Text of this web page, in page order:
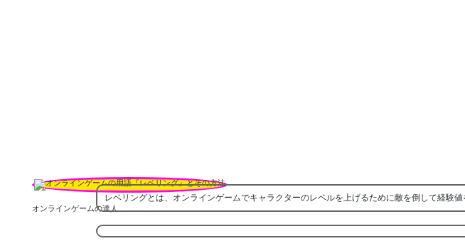
オンラインゲームの達人
レベリングとは、オンラインゲームでキャラクターのレベルを上げるために敵を倒して経験値